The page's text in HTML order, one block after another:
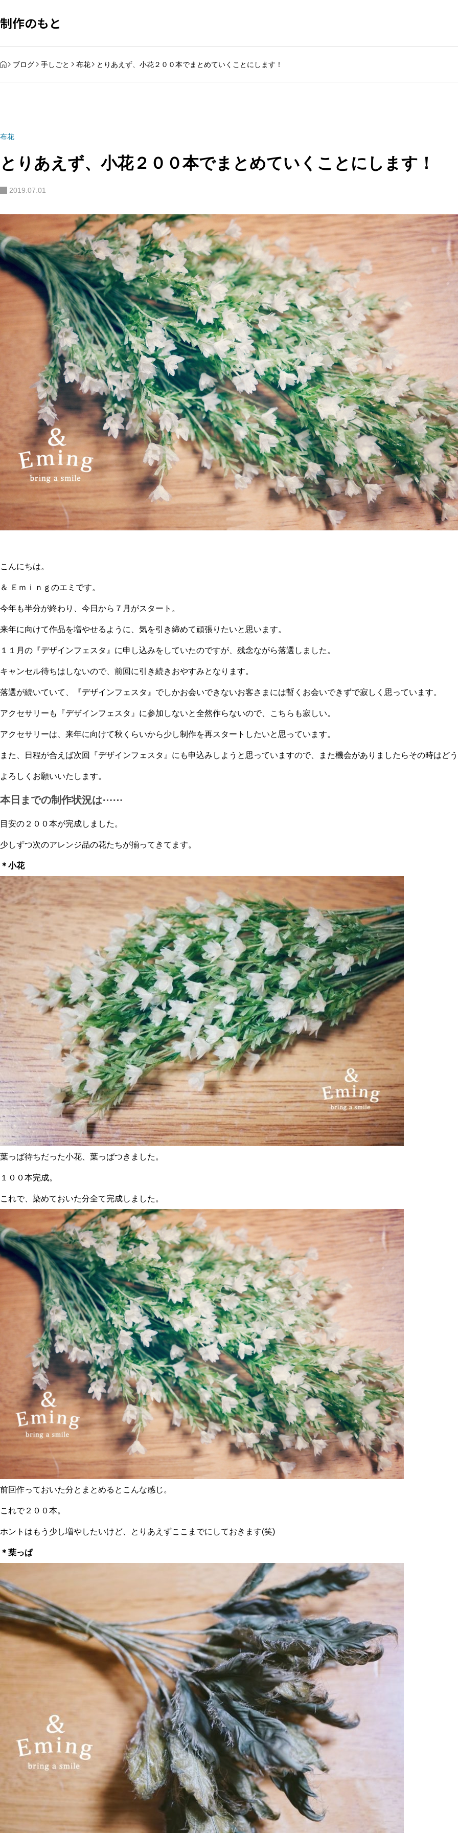
制作のもと
HOME
ブログ 手しごと 布花 とりあえず、小花２００本でまとめていくことにします！
布花
とりあえず、小花２００本でまとめていくことにします！
2019.07.01
こんにちは。
＆ Ｅｍｉｎｇのエミです。
今年も半分が終わり、今日から７月がスタート。
来年に向けて作品を増やせるように、気を引き締めて頑張りたいと思います。
１１月の『デザインフェスタ』に申し込みをしていたのですが、残念ながら落選しました。
キャンセル待ちはしないので、前回に引き続きおやすみとなります。
落選が続いていて、『デザインフェスタ』でしかお会いできないお客さまには暫くお会いできずで寂しく思っています。
アクセサリーも『デザインフェスタ』に参加しないと全然作らないので、こちらも寂しい。
アクセサリーは、来年に向けて秋くらいから少し制作を再スタートしたいと思っています。
また、日程が合えば次回『デザインフェスタ』にも申込みしようと思っていますので、また機会がありましたらその時はど
よろしくお願いいたします。
本日までの制作状況は⋯⋯
目安の２００本が完成しました。
少しずつ次のアレンジ品の花たちが揃ってきてます。
＊小花
葉っぱ待ちだった小花、葉っぱつきました。
１００本完成。
これで、染めておいた分全て完成しました。
前回作っておいた分とまとめるとこんな感じ。
これで２００本。
ホントはもう少し増やしたいけど、とりあえずここまでにしておきます(笑)
＊葉っぱ